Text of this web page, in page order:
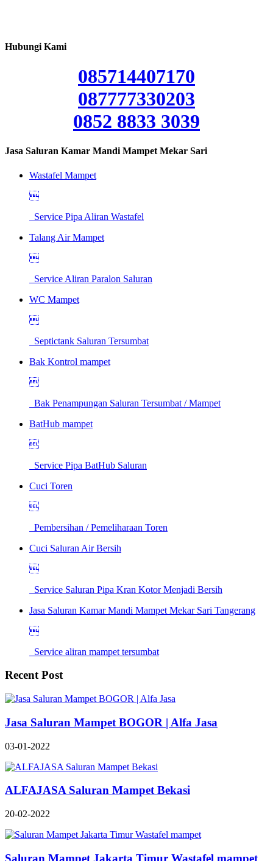
Hubungi Kami
085714407170
087777330203
0852 8833 3039
Jasa Saluran Kamar Mandi Mampet Mekar Sari
Wastafel Mampet

Service Pipa Aliran Wastafel
Talang Air Mampet

Service Aliran Paralon Saluran
WC Mampet

Septictank Saluran Tersumbat
Bak Kontrol mampet

Bak Penampungan Saluran Tersumbat / Mampet
BatHub mampet

Service Pipa BatHub Saluran
Cuci Toren

Pembersihan / Pemeliharaan Toren
Cuci Saluran Air Bersih

Service Saluran Pipa Kran Kotor Menjadi Bersih
Jasa Saluran Kamar Mandi Mampet Mekar Sari Tangerang

Service aliran mampet tersumbat
Recent Post
Jasa Saluran Mampet BOGOR | Alfa Jasa
03-01-2022
ALFAJASA Saluran Mampet Bekasi
20-02-2022
Saluran Mampet Jakarta Timur Wastafel mampet